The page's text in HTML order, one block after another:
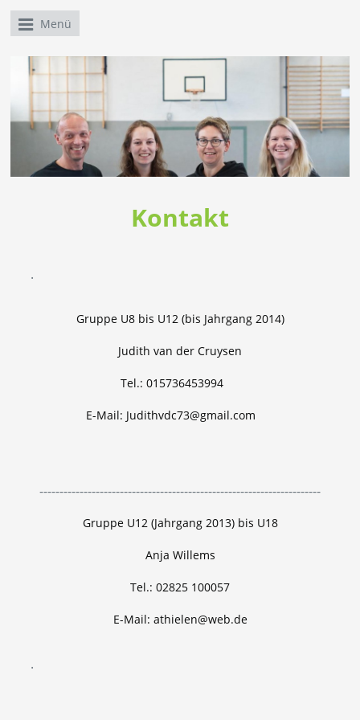
Menü
Kontakt
.
Gruppe U8 bis U12 (bis Jahrgang 2014)
Judith van der Cruysen
Tel.: 015736453994
E-Mail: Judithvdc73@gmail.com
----------------------------------------------------------------------
Gruppe U12 (Jahrgang 2013) bis U18
Anja Willems
Tel.: 02825 100057
E-Mail: athielen@web.de
.